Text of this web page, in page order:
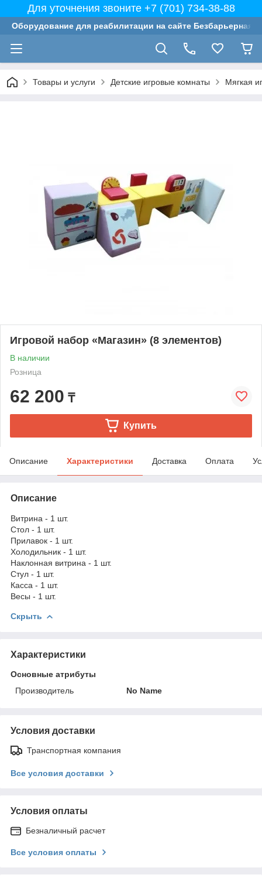
Для уточнения звоните +7 (701) 734-38-88
Оборудование для реабилитации на сайте Безбарьерная
Товары и услуги Детские игровые комнаты Мягкая
Игровой набор «Магазин» (8 элементов)
В наличии
Розница
62 200 ₸
Купить
Описание Характеристики Доставка Оплата
Описание
Витрина - 1 шт.
Стол - 1 шт.
Прилавок - 1 шт.
Холодильник - 1 шт.
Наклонная витрина - 1 шт.
Стул - 1 шт.
Касса - 1 шт.
Весы - 1 шт.
Скрыть
Характеристики
Основные атрибуты
Производитель
No Name
Условия доставки
Транспортная компания
Все условия доставки
Условия оплаты
Безналичный расчет
Все условия оплаты